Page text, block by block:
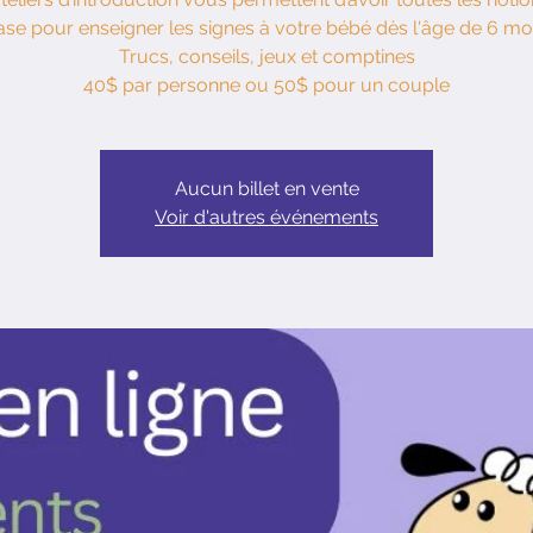
pour enseigner les signes à votre bébé dès l'âge de 6
Trucs, conseils, jeux et comptines
40$ par personne ou 50$ pour un couple
Aucun billet en vente
Voir d'autres événements